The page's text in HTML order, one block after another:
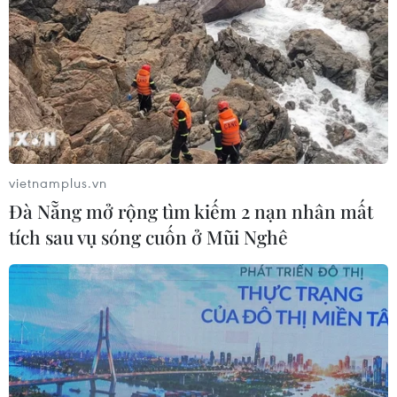
đẩy các nhà đầu tư vội vã bán tháo cổ phiếu.
vietnamplus.vn
Đà Nẵng mở rộng tìm kiếm 2 nạn nhân mất
tích sau vụ sóng cuốn ở Mũi Nghê